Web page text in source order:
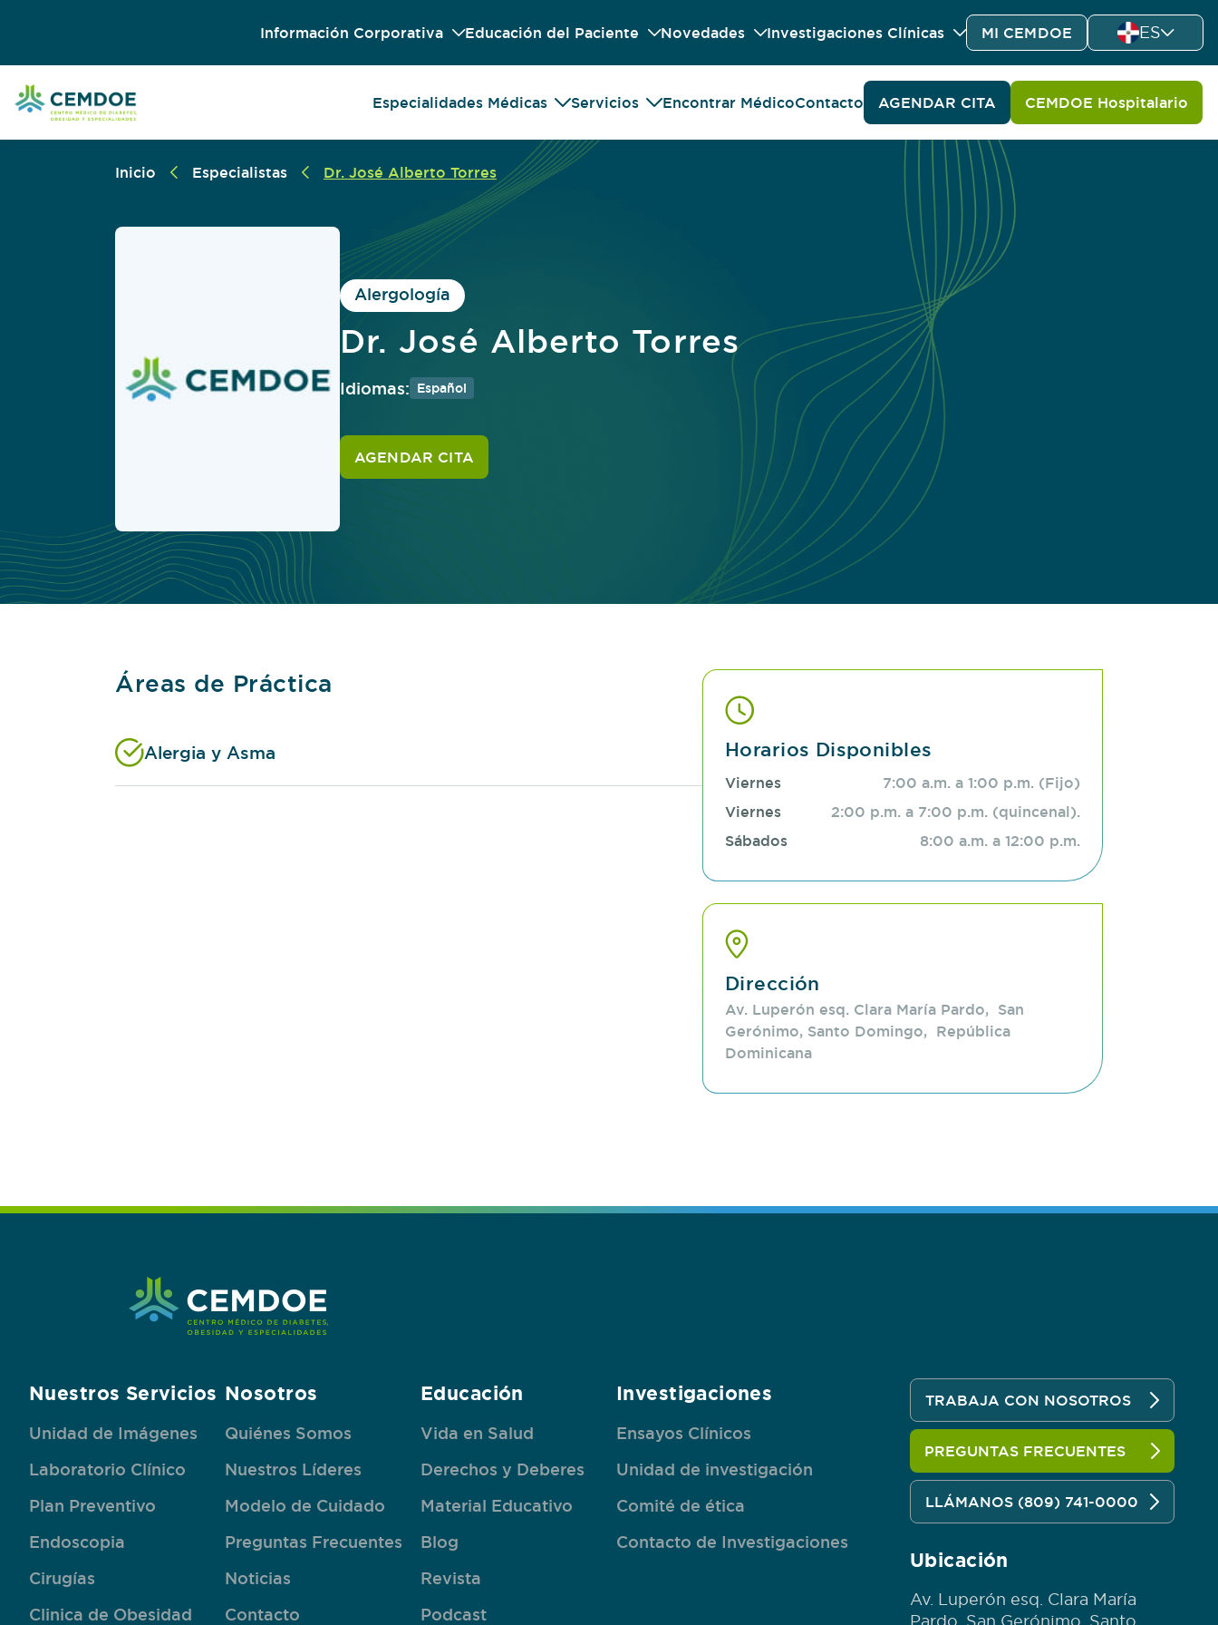
Información Corporativa Educación del Paciente Novedades Investigaciones Clínicas MI CEMDOE ES
Especialidades Médicas Servicios Encontrar MédicoContacto AGENDAR CITA CEMDOE Hospitalario
Inicio Especialistas Dr. José Alberto Torres
Alergología
Dr. José Alberto Torres
Idiomas: Español
AGENDAR CITA
Áreas de Práctica
Alergia y Asma Horarios Disponibles
Viernes
7:00 a.m. a 1:00 p.m. (Fijo)
Viernes
2:00 p.m. a 7:00 p.m. (quincenal).
Sábados
8:00 a.m. a 12:00 p.m.
Dirección
Av. Luperón esq. Clara María Pardo, San
Gerónimo, Santo Domingo, República
Dominicana
Nuestros Servicios
Unidad de Imágenes
Laboratorio Clínico
Plan Preventivo
Endoscopia
Cirugías
Clinica de Obesidad
Nosotros
Quiénes Somos
Nuestros Líderes
Modelo de Cuidado
Preguntas Frecuentes
Noticias
Contacto
Educación
Vida en Salud
Derechos y Deberes
Material Educativo
Blog
Revista
Podcast
Investigaciones
Ensayos Clínicos
Unidad de investigación
Comité de ética
Contacto de Investigaciones
TRABAJA CON NOSOTROS
PREGUNTAS FRECUENTES
LLÁMANOS (809) 741-0000
Ubicación
Av. Luperón esq. Clara María
Pardo, San Gerónimo, Santo